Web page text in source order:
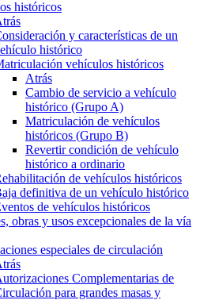
históricos
y características de un
histórico
vehículos históricos
Atrás
Cambio de servicio a vehículo
histórico (Grupo A)
Matriculación de vehículos
históricos (Grupo B)
Revertir condición de vehículo
histórico a ordinario
de vehículos históricos
definitiva de un vehículo histórico
de vehículos históricos
obras y usos excepcionales de la vía
especiales de circulación
Complementarias de
para grandes masas y